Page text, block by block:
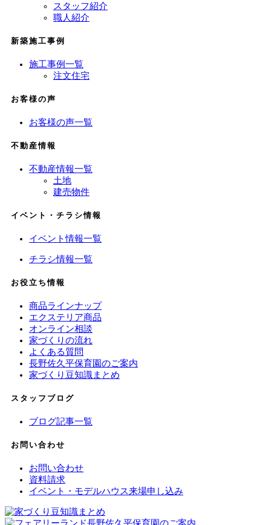
スタッフ紹介
職人紹介
新築施工事例
施工事例一覧
注文住宅
お客様の声
お客様の声一覧
不動産情報
不動産情報一覧
土地
建売物件
イベント・チラシ情報
イベント情報一覧
チラシ情報一覧
お役立ち情報
商品ラインナップ
エクステリア商品
オンライン相談
家づくりの流れ
よくある質問
長野佐久平保育園のご案内
家づくり豆知識まとめ
スタッフブログ
ブログ記事一覧
お問い合わせ
お問い合わせ
資料請求
イベント・モデルハウス来場申し込み